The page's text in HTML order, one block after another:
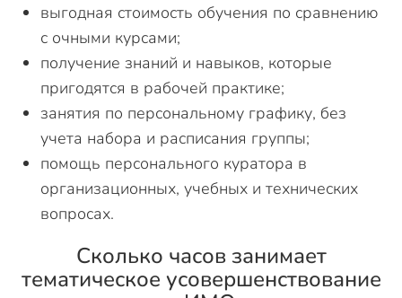
выгодная стоимость обучения по сравнению
с очными курсами;
получение знаний и навыков, которые
пригодятся в рабочей практике;
занятия по персональному графику, без
учета набора и расписания группы;
помощь персонального куратора в
организационных, учебных и технических
вопросах.
Сколько часов занимает
тематическое усовершенствование